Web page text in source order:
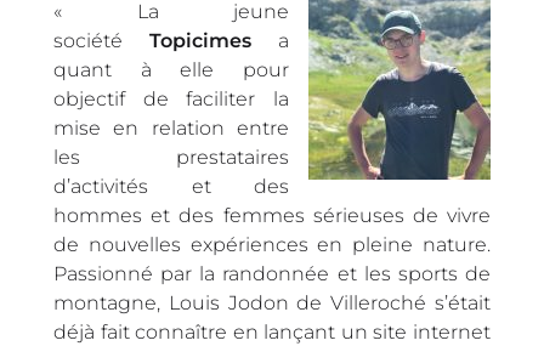
« La jeune
société Topicimes a
quant à elle pour
objectif de faciliter la
mise en relation entre
les prestataires
d’activités et des
hommes et des femmes sérieuses de vivre
de nouvelles expériences en pleine nature.
Passionné par la randonnée et les sports de
montagne, Louis Jodon de Villeroché s’était
déjà fait connaître en lançant un site internet